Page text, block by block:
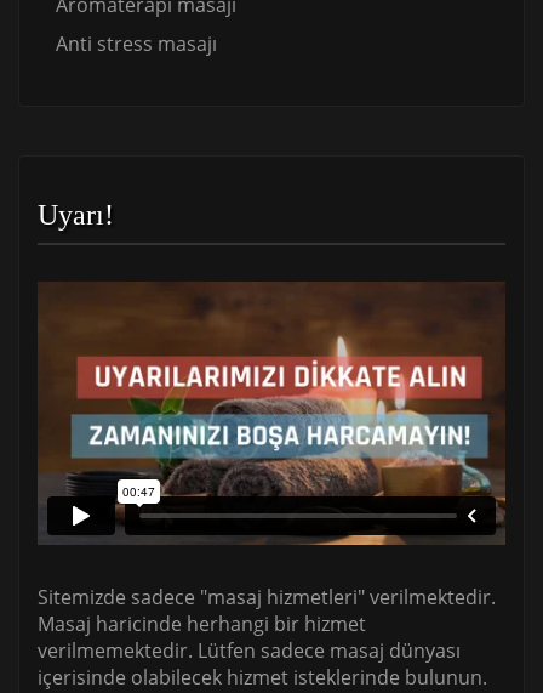
Anti stress masajı
Uyarı!
Sitemizde sadece "masaj hizmetleri" verilmektedir.
Masaj haricinde herhangi bir hizmet
verilmemektedir. Lütfen sadece masaj dünyası
içerisinde olabilecek hizmet isteklerinde bulunun.